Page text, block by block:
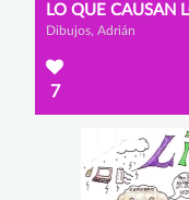
Dibujos, Adrián
7